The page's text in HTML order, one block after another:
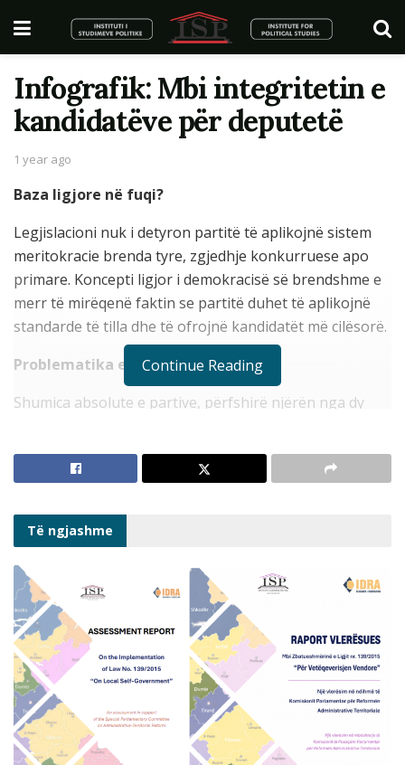
Infografik: Mbi integritetin e
kandidatëve për deputetë
1 year ago
Baza ligjore në fuqi?
Legjislacioni nuk i detyron partitë të aplikojnë sistem
meritokracie brenda tyre, zgjedhje konkurruese apo
primare. Koncepti ligjor i demokracisë së brendshme e
merr të mirëqenë faktin se partitë duhet të aplikojnë
standarde të tilla dhe të ofrojnë kandidatët më cilësorë.
Problematika e konstatuar?
Shumica absolute e partive, përfshirë njërën nga dy
konkurruese. Partia e dytë po mban primare të
pjesshme. Më shumë se 90% e kandidatëve me
produkt i një sistemi jo meritokratik në partitë
respektive.
Rekomandime për zgjidhje?
Bazuar në praktikat e mira të vendeve të tjera, ISP ka
rekomanduar në KQZ që krahas listës së kandidatëve
secili prej tyre të depozitojë në KQZ edhe të dhëna të
dokumentuara mbi organin që e ka zgjedhur, duke
nxitur nevojën për më shumë legjitimitet e integritet.
Continue Reading
Të ngjashme